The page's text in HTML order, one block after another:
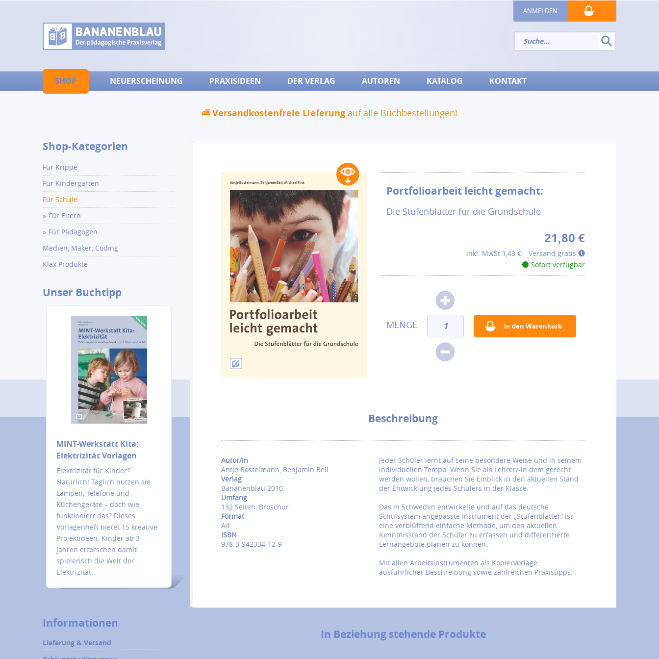
ANMELDEN
SHOP NEUERSCHEINUNG PRAXISIDEEN DER VERLAG AUTOREN KATALOG KONTAKT
Versandkostenfreie Lieferung auf alle Buchbestellungen!
Portfolioarbeit leicht gemacht:
Die Stufenblätter für die Grundschule
21,80 €
inkl. MwSt.1,43 €
Versand gratis
Sofort verfügbar
Beschreibung
Autor/in
Antje Bostelmann, Benjamin Bell
Verlag
Bananenblau 2010
Umfang
132 Seiten, Broschur
Format
A4
ISBN
978-3-942334-12-9
Jeder Schüler lernt auf seine besondere Weise und in seinem
individuellen Tempo. Wenn Sie als Lehrer/-in dem gerecht
werden wollen, brauchen Sie Einblick in den aktuellen Stand
der Entwicklung jedes Schülers in der Klasse.
Das in Schweden entwickelte und auf das deutsche
Schulsystem angepasste Instrument der „Stufenblätter“ ist
eine verblüffend einfache Methode, um den aktuellen
Kenntnisstand der Schüler zu erfassen und differenzierte
Lernangebote planen zu können.
Mit allen Arbeitsinstrumenten als Kopiervorlage,
ausführlicher Beschreibung sowie zahlreichen Praxistipps.
In Beziehung stehende Produkte
Shop-Kategorien
Für Krippe
Für Kindergarten
Für Schule
Für Eltern
Für Pädagogen
Medien, Maker, Coding
Klax Produkte
Unser Buchtipp
MINT-Werkstatt Kita:
Elektrizität Vorlagen
Elektrizität für Kinder?
Natürlich! Täglich nutzen sie
Lampen, Telefone und
Küchengeräte – doch wie
funktioniert das? Dieses
Vorlagenheft bietet 15 kreative
Projektideen. Kinder ab 3
Jahren erforschen damit
spielerisch die Welt der
Elektrizität.
Informationen
Lieferung & Versand